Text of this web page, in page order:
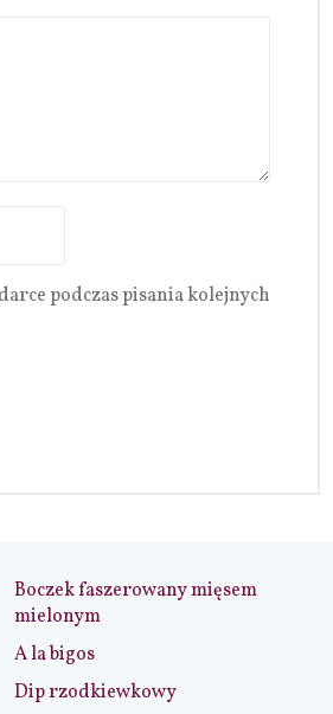
podczas pisania kolejnych
Boczek faszerowany mięsem
mielonym
A la bigos
Dip rzodkiewkowy